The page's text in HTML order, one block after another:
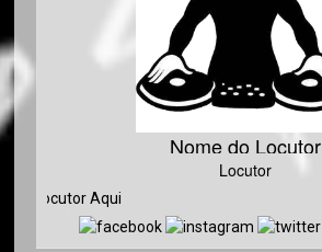
Nome do Locutor
Locutor
Locutor Aqui